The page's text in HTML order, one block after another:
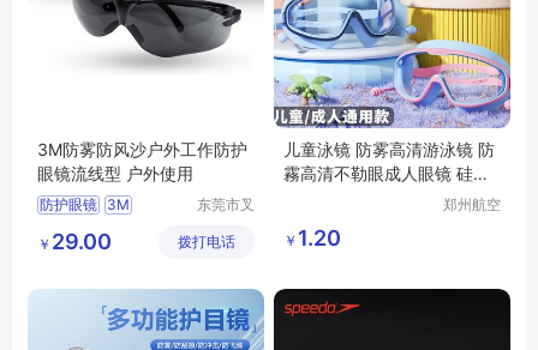
3M防雾防风沙户外工作防护
眼镜流线型 户外使用
防护眼镜 3M
东莞市叉
络科技有
￥ 29.00 拨打电话
儿童泳镜 防雾高清游泳镜 防
霧高清不勒眼成人眼镜 硅胶
郑州航空
￥ 1.20